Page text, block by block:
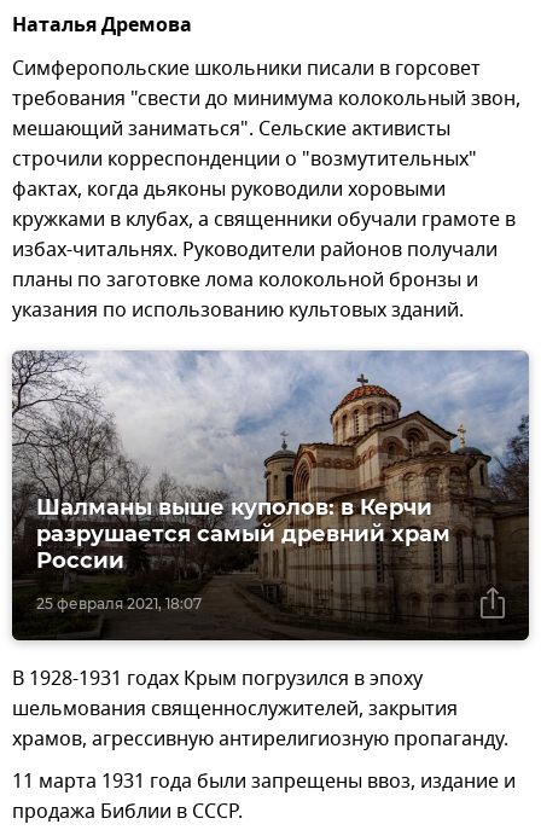
Наталья Дремова
Симферопольские школьники писали в горсовет
требования "свести до минимума колокольный звон,
мешающий заниматься". Сельские активисты
строчили корреспонденции о "возмутительных"
фактах, когда дьяконы руководили хоровыми
кружками в клубах, а священники обучали грамоте в
избах-читальнях. Руководители районов получали
планы по заготовке лома колокольной бронзы и
указания по использованию культовых зданий.
25 февраля 2021, 18:07
Шалманы выше куполов: в Керчи
разрушается самый древний храм
России
В 1928-1931 годах Крым погрузился в эпоху
шельмования священнослужителей, закрытия
храмов, агрессивную антирелигиозную пропаганду.
11 марта 1931 года были запрещены ввоз, издание и
продажа Библии в СССР.